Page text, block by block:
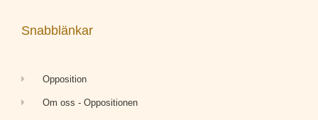
Snabblänkar
Opposition
Om oss - Oppositionen